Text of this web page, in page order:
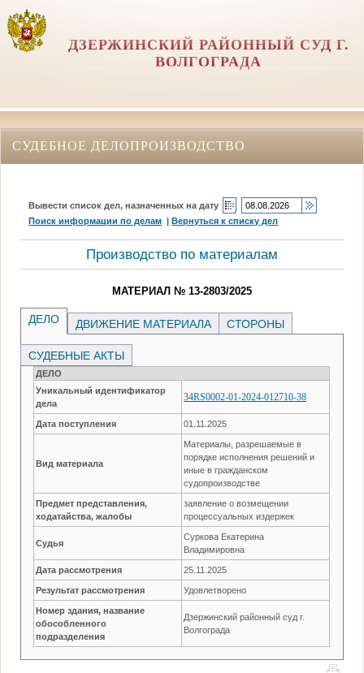
ДЗЕРЖИНСКИЙ РАЙОННЫЙ СУД Г.
ВОЛГОГРАДА
СУДЕБНОЕ ДЕЛОПРОИЗВОДСТВО
Вывести список дел, назначенных на дату
Поиск информации по делам |Вернуться к списку дел
Производство по материалам
МАТЕРИАЛ № 13-2803/2025
ДЕЛО ДВИЖЕНИЕ МАТЕРИАЛА СТОРОНЫ
СУДЕБНЫЕ АКТЫ
ДЕЛО
Уникальный идентификатор
дела
34RS0002-01-2024-012710-38
Дата поступления 01.11.2025
Вид материала
Материалы, разрешаемые в
порядке исполнения решений и
иные в гражданском
судопроизводстве
Предмет представления,
ходатайства, жалобы
заявление о возмещении
процессуальных издержек
Судья
Суркова Екатерина
Владимировна
Дата рассмотрения 25.11.2025
Результат рассмотрения Удовлетворено
Номер здания, название
обособленного
подразделения
Дзержинский районный суд г.
Волгограда